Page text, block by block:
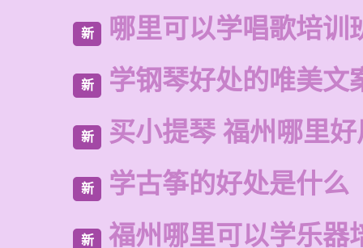
新 哪里可以学唱歌培训
新 学钢琴好处的唯美文
新 买小提琴 福州哪里
新 学古筝的好处是什么
新 福州哪里可以学乐器